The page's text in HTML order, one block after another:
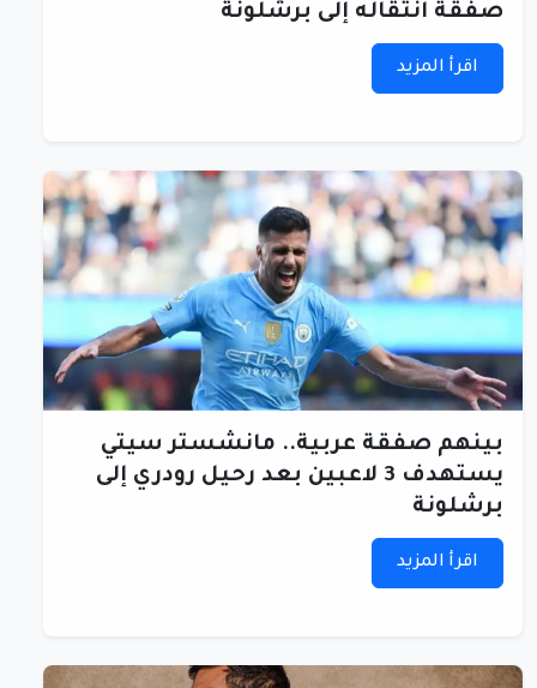
صفقة انتقاله إلى برشلونة
اقرأ المزيد
بينهم صفقة عربية.. مانشستر سيتي
يستهدف 3 لاعبين بعد رحيل رودري إلى
برشلونة
اقرأ المزيد